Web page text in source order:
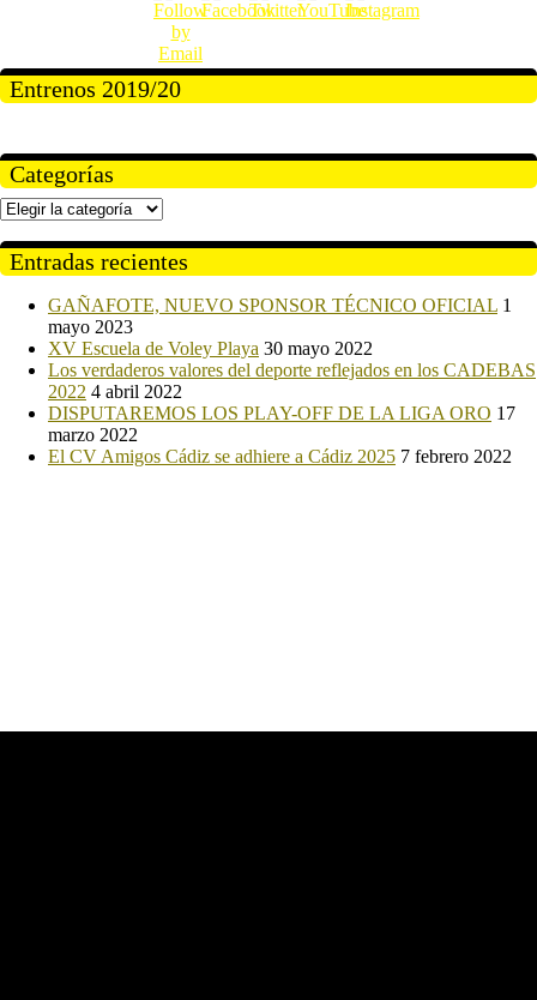
Entrenos 2019/20
Categorías
Categorías
Entradas recientes
GAÑAFOTE, NUEVO SPONSOR TÉCNICO OFICIAL 1
mayo 2023
XV Escuela de Voley Playa 30 mayo 2022
Los verdaderos valores del deporte reflejados en los CADEBAS
2022 4 abril 2022
DISPUTAREMOS LOS PLAY-OFF DE LA LIGA ORO 17
marzo 2022
El CV Amigos Cádiz se adhiere a Cádiz 2025 7 febrero 2022